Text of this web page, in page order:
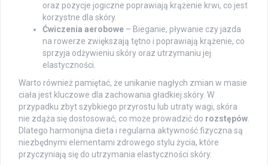
oraz pozycje jogiczne poprawiają krążenie krwi, co jest
korzystne dla skóry.
Ćwiczenia aerobowe – Bieganie, pływanie czy jazda
na rowerze zwiększają tętno i poprawiają krążenie, co
sprzyja odżywieniu skóry oraz utrzymaniu jej
elastyczności.
Warto również pamiętać, że unikanie nagłych zmian w masie
ciała jest kluczowe dla zachowania gładkiej skóry. W
przypadku zbyt szybkiego przyrostu lub utraty wagi, skóra
nie zdąża się dostosować, co może prowadzić do rozstępów.
Dlatego harmonijna dieta i regularna aktywność fizyczna są
niezbędnymi elementami zdrowego stylu życia, które
przyczyniają się do utrzymania elastyczności skóry.